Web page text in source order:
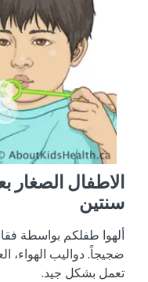
سنتين
ألهوا طفلكم بواسطة
ضجيجاً. دواليب الهواء،
تعمل بشكل جيد.